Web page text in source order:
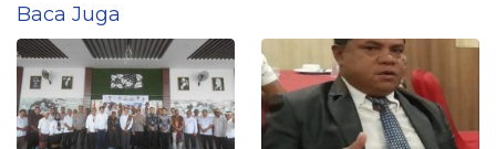
Baca Juga